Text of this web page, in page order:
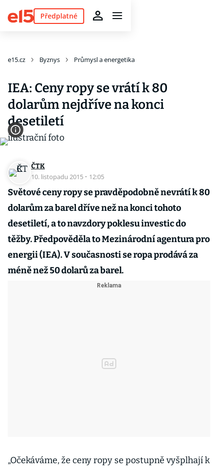
Předplatné
e15.cz Byznys Průmysl a energetika
IEA: Ceny ropy se vrátí k 80
dolarům nejdříve na konci
desetiletí
ČTK
10. listopadu 2015 · 12:05
Světové ceny ropy se pravděpodobně nevrátí k 80
dolarům za barel dříve než na konci tohoto
desetiletí, a to navzdory poklesu investic do
těžby. Předpověděla to Mezinárodní agentura pro
energii (IEA). V současnosti se ropa prodává za
méně než 50 dolarů za barel.
„Očekáváme, že ceny ropy se postupně vyšplhají k